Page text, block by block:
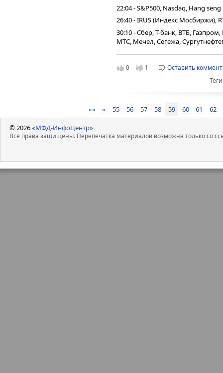
22:04 - S&P500, Nasdaq, Hang seng
26:40 - IRUS (Индекс Мосбиржи),
30:10 - Сбер, Т-банк, ВТБ,
МТС, Мечел, Сегежа,
37:42 - Юань рубль, рубль
44:28 - Фьючерс на газ,
46:42 - DXY, US10Y, VIX,
50:40 - Итоги по рынку акций
0 1
Оставить
«« « 55 56 57 58 59 60 61 62
© 2026«МФД-ИнфоЦентр»
Все права защищены. Перепечатка материалов возможна только со